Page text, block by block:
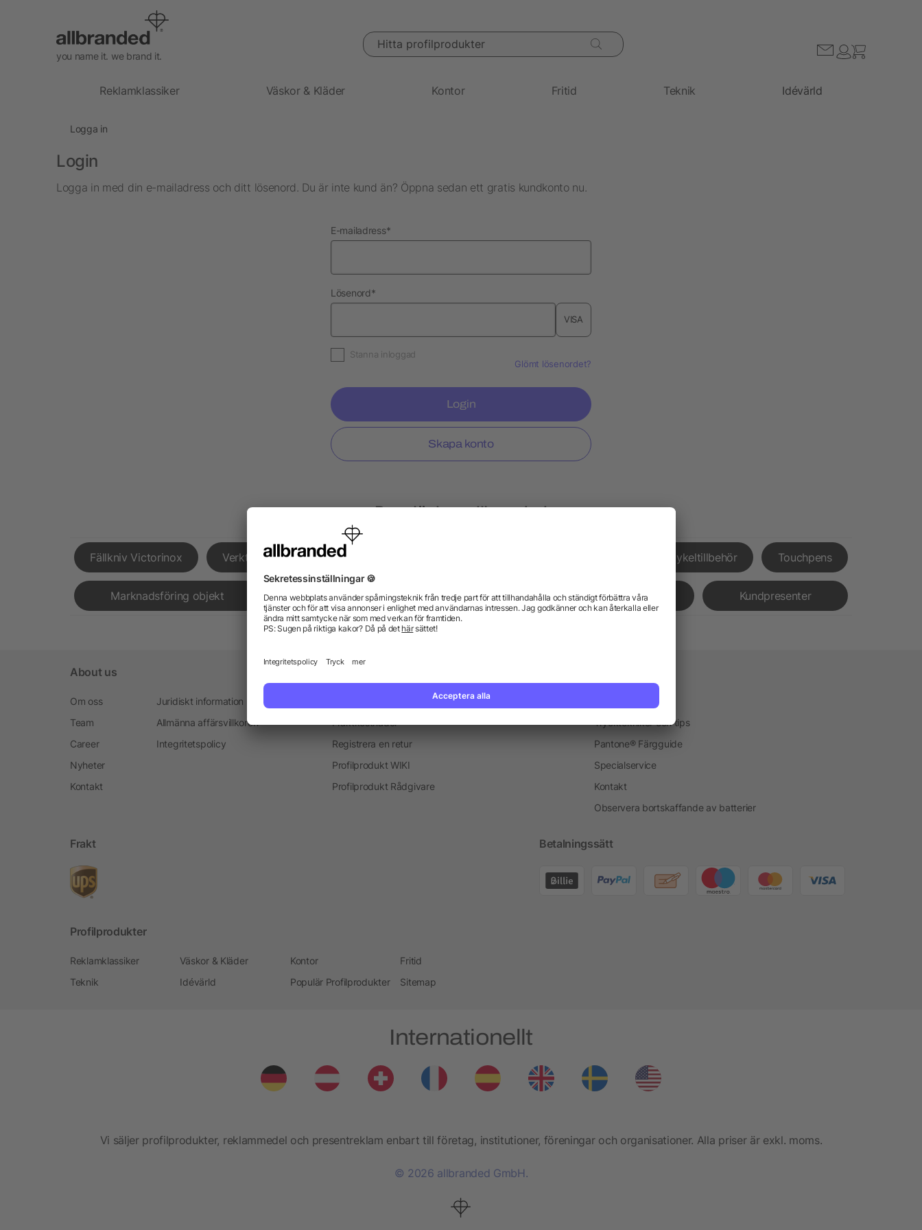
you name it. we brand it.
Hitta profilprodukter
Reklamklassiker Väskor & Kläder Kontor Fritid Teknik Idévärld
Logga in
Login
Logga in med din e-mailadress och ditt lösenord. Du är inte kund än? Öppna sedan ett gratis kundkonto nu.
E-mailadressnödvändig
*
Lösenordnödvändig
*
VISA
Stanna inloggad
Glömt lösenordet?
Login
Skapa konto
Populär hos allbranded
Fällkniv Victorinox Verktygslådor Fitness armband Cykeltillbehör Touchpens
Marknadsföring objekt Individuella profilprodukter Merchandise-Säljfrämjande Kundpresenter
About us
Om oss
Team
Career
Nyheter
Kontakt
Juridiskt information
Allmänna affärsvillkoren
Integritetspolicy
Fraktkostnader
Registrera en retur
Profilprodukt WIKI
Profilprodukt Rådgivare
Blogg
Trycktekniker och tips
Pantone® Färgguide
Specialservice
Kontakt
Observera bortskaffande av batterier
Frakt Betalningssätt
Profilprodukter
Reklamklassiker Väskor & Kläder Kontor
Fritid
Teknik
Idévärld Populär Profilprodukter Sitemap
Internationellt
Vi säljer profilprodukter, reklammedel och presentreklam enbart till företag, institutioner, föreningar och organisationer. Alla priser är exkl. moms.
© 2026 allbranded GmbH.